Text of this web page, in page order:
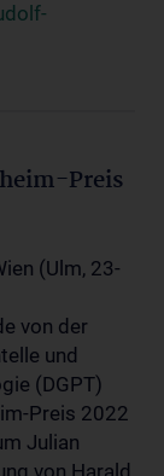
Preis
(Ulm, 23-
von der
und
(DGPT)
Preis 2022
Julian
von Harald